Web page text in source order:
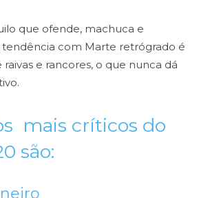
que ofende, machuca e
tendência com Marte retrógrado é
e rancores, o que nunca dá
mais críticos do
são: